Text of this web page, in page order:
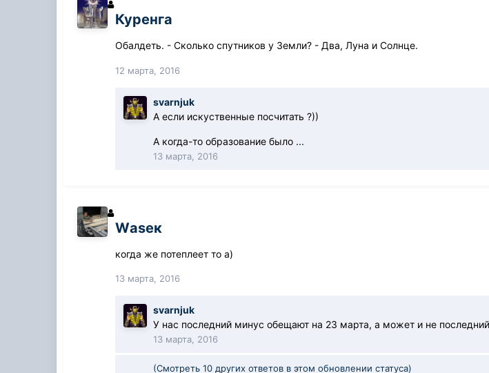
Куренга
Обалдеть. - Сколько спутников у Земли? - Два, Луна и Солнце.
12 марта, 2016
svarnjuk
А если искуственные посчитать ?))
А когда-то образование было ...
13 марта, 2016
Wаsек
когда же потеплеет то а)
13 марта, 2016
svarnjuk
У нас последний минус обещают на 23 марта, а может и не
13 марта, 2016
(Смотреть 10 других ответов в этом обновлении статуса)